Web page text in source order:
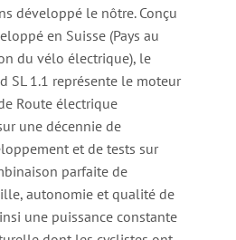
développé le nôtre. Conçu
en Suisse (Pays au
du vélo électrique), le
SL 1.1 représente le moteur
Route électrique
une décennie de
et de tests sur
parfaite de
autonomie et qualité de
une puissance constante